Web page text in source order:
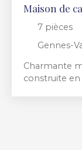
Maison de
7 pièces
Gennes-
Charmante
construite en